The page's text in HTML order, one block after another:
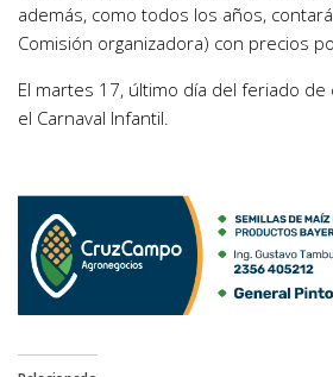
además, como todos los años,
Comisión organizadora) con precios
El martes 17, último día del feriado de
el Carnaval Infantil.